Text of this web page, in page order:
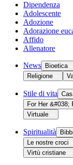
Dipendenza
Adolescente
Adozione
Adorazione
Affido
Allenatore
News Bioetica
Religione
Stile di vita
For Her &#038;
Virtuale
Spiritualità
Le nostre croci
Virtù cristiane